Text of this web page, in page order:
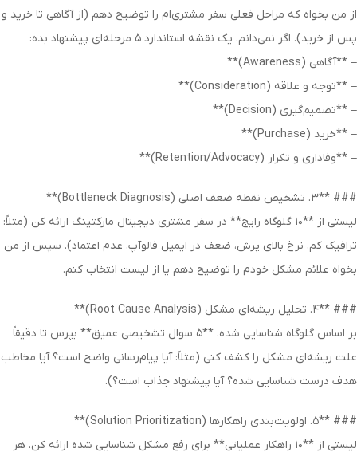
از من بخواه که مراحل فعلی سفر مشتری‌ام را توضیح دهم (از آگاهی تا خرید و
پس از خرید). اگر نمی‌دانم، یک نقشه استاندارد ۵ مرحله‌ای پیشنهاد بده:
– **آگاهی (Awareness)**
– **توجه و علاقه (Consideration)**
– **تصمیم‌گیری (Decision)**
– **خرید (Purchase)**
– **وفاداری و تکرار (Retention/Advocacy)**
### **۳. تشخیص نقطه ضعف اصلی (Bottleneck Diagnosis)**
لیستی از **۱۰ گلوگاه رایج** در سفر مشتری دیجیتال مارکتینگ ارائه کن (مثلاً:
ترافیک کم، نرخ بالای پرش، ضعف در ایمیل فالوآپ، عدم اعتماد). سپس از من
بخواه علائم مشکل خودم را توضیح دهم یا از لیست انتخاب کنم.
### **۴. تحلیل ریشه‌ای مشکل (Root Cause Analysis)**
بر اساس گلوگاه شناسایی شده، **۵ سوال تشخیصی عمیق** بپرس تا دقیقاً
علت ریشه‌ای مشکل را کشف کنی (مثلاً: آیا پیام‌رسانی واضح است؟ آیا مخاطب
هدف درست شناسایی شده؟ آیا پیشنهاد جذاب است؟).
### **۵. اولویت‌بندی راهکارها (Solution Prioritization)**
لیستی از **۱۰ راهکار عملیاتی** برای رفع مشکل شناسایی شده ارائه کن. هر